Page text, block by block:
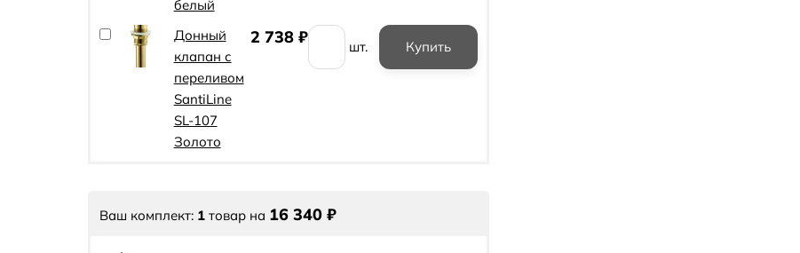
белый
Донный
клапан с
переливом
SantiLine
SL-107
Золото
2 738 ₽ шт.
Ваш комплект: 1 товар на 16 340 ₽